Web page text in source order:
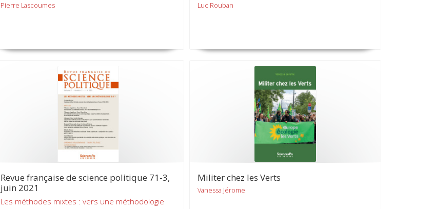
Pierre Lascoumes Luc Rouban
Revue française de science politique 71-3,
juin 2021
Les méthodes mixtes : vers une méthodologie
Militer chez les Verts
Vanessa Jérome